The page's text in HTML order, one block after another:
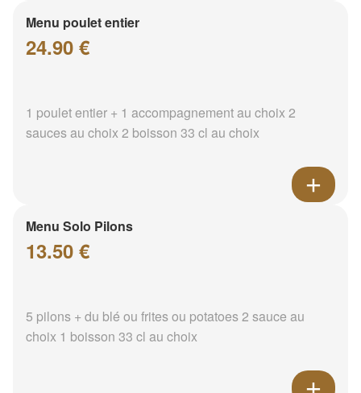
Menu poulet entier
24.90 €
1 poulet entier + 1 accompagnement au choix 2
sauces au choix 2 boisson 33 cl au choix
Menu Solo Pilons
13.50 €
5 pilons + du blé ou frites ou potatoes 2 sauce au
choix 1 boisson 33 cl au choix